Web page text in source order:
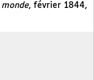
, février 1844,